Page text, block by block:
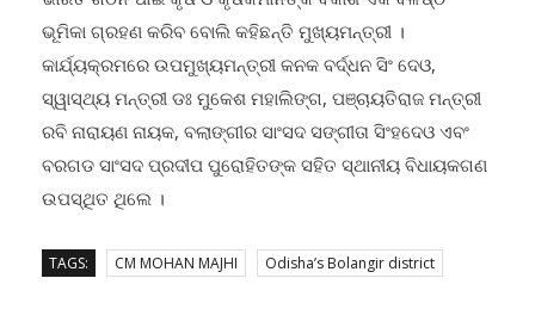
ଭୂମିକା ଗ୍ରହଣ କରିବ ବୋଲି କହିଛନ୍ତି ମୁଖ୍ୟମନ୍ତ୍ରୀ ।
କାର୍ଯ୍ୟକ୍ରମରେ ଉପମୁଖ୍ୟମନ୍ତ୍ରୀ କନକ ବର୍ଦ୍ଧନ ସିଂ ଦେଓ,
ସ୍ୱାସ୍ଥ୍ୟ ମନ୍ତ୍ରୀ ଡଃ ମୁକେଶ ମହାଲିଙ୍ଗ, ପଞ୍ଚାୟତିରାଜ ମନ୍ତ୍ରୀ
ରବି ନାରାୟଣ ନାୟକ, ବଲାଙ୍ଗୀର ସାଂସଦ ସଙ୍ଗୀତା ସିଂହଦେଓ ଏବଂ
ବରଗଡ ସାଂସଦ ପ୍ରଦୀପ ପୁରୋହିତଙ୍କ ସହିତ ସ୍ଥାନୀୟ ବିଧାୟକଗଣ
ଉପସ୍ଥିତ ଥିଲେ ।
TAGS: CM MOHAN MAJHI Odisha’s Bolangir district